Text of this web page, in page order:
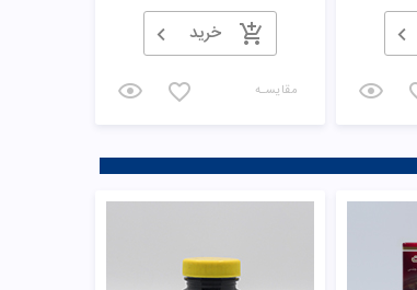
خرید
مقایسـه